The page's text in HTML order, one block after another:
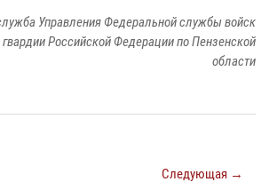
Управления Федеральной службы войск
Российской Федерации по Пензенской
области
Следующая →